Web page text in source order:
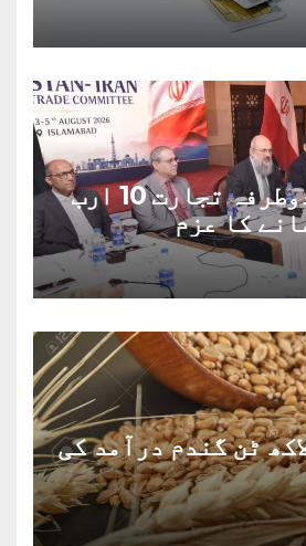
پاک ایران دوطرفہ تجارت 10 ارب
کا عزم
کی 10 لاکھ ٹن گندم درآمد کی